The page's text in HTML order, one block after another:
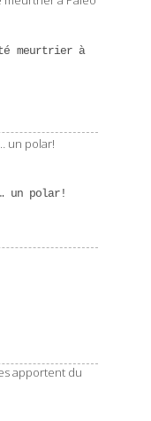
meurtrier à
un polar!